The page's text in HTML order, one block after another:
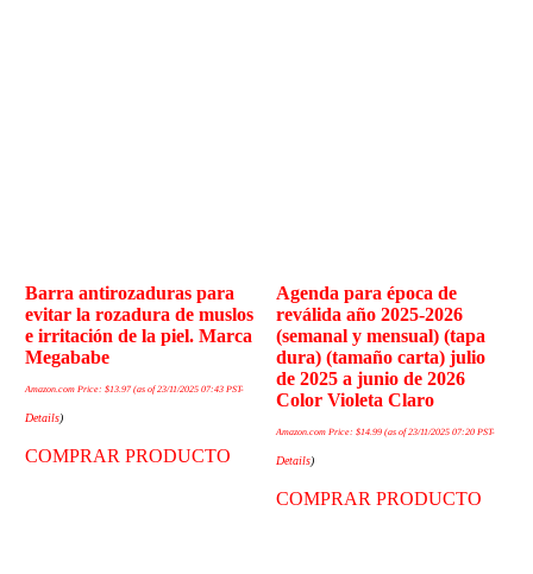
Barra antirozaduras para
evitar la rozadura de muslos
e irritación de la piel. Marca
Megababe
Amazon.com Price:$13.97 (as of 23/11/2025 07:43 PST-
Details)
COMPRAR PRODUCTO
Agenda para época de
reválida año 2025-2026
(semanal y mensual) (tapa
dura) (tamaño carta) julio
de 2025 a junio de 2026
Color Violeta Claro
Amazon.com Price:$14.99 (as of 23/11/2025 07:20 PST-
Details)
COMPRAR PRODUCTO